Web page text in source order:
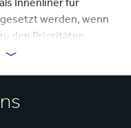
Innenliner für
werden, wenn
den Prioritäten